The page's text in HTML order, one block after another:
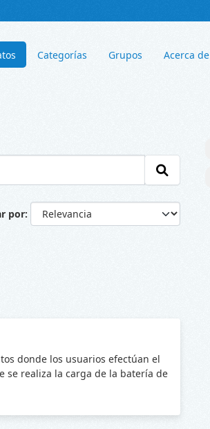
Categorías Grupos Acerca de
por
donde los usuarios efectúan el
se realiza la carga de la batería de